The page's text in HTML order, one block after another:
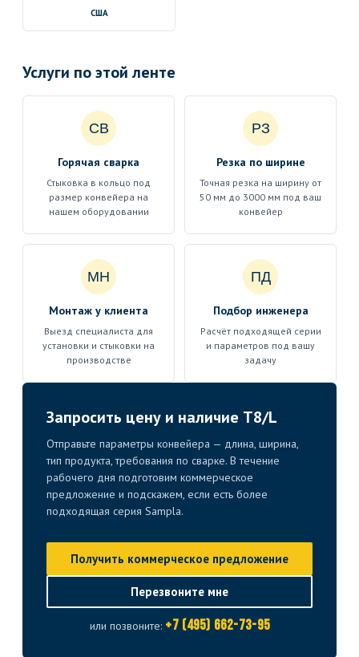
США
Услуги по этой ленте
СВ
Горячая сварка
Стыковка в кольцо под
размер конвейера на
нашем оборудовании
РЗ
Резка по ширине
Точная резка на ширину от
50 мм до 3000 мм под ваш
конвейер
МН
Монтаж у клиента
Выезд специалиста для
установки и стыковки на
производстве
ПД
Подбор инженера
Расчёт подходящей серии
и параметров под вашу
задачу
Запросить цену и наличие T8/L
Отправьте параметры конвейера — длина, ширина,
тип продукта, требования по сварке. В течение
рабочего дня подготовим коммерческое
предложение и подскажем, если есть более
подходящая серия Sampla.
Получить коммерческое предложение
Перезвоните мне
или позвоните: +7 (495) 662-73-95